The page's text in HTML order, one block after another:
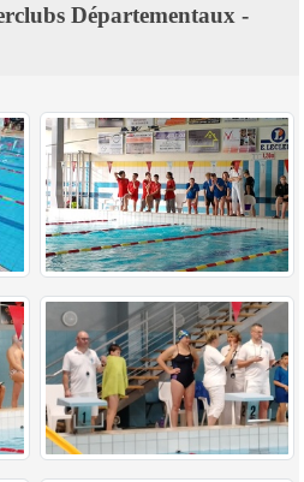
Départementaux -